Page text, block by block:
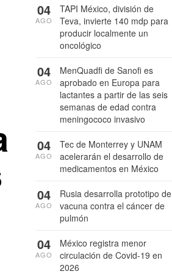
TAPI México, división de
Teva, invierte 140 mdp para
producir localmente un
oncológico
04
AGO
MenQuadfi de Sanofi es
aprobado en Europa para
lactantes a partir de las seis
semanas de edad contra
meningococo invasivo
04
AGO
Tec de Monterrey y UNAM
acelerarán el desarrollo de
medicamentos en México
04
AGO
Rusia desarrolla prototipo de
vacuna contra el cáncer de
pulmón
04
AGO
México registra menor
circulación de Covid-19 en
2026
04
AGO